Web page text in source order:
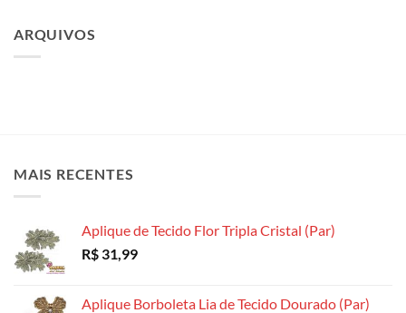
ARQUIVOS
MAIS RECENTES
Aplique de Tecido Flor Tripla Cristal (Par)
R$ 31,99
Aplique Borboleta Lia de Tecido Dourado (Par)